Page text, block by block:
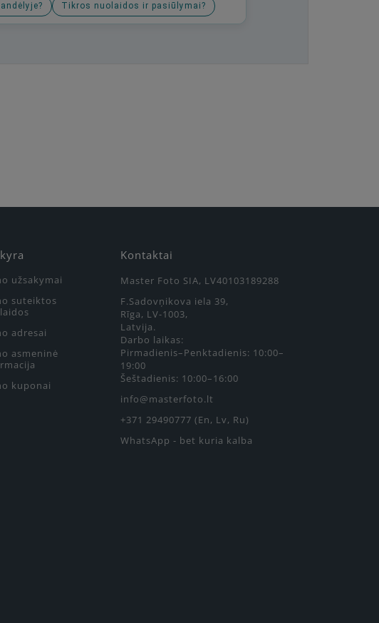
Tikros nuolaidos ir pasiūlymai?
užsakymai
suteiktos
adresai
asmeninė
kuponai
Kontaktai
Master Foto SIA, LV40103189288
F.Sadovņikova iela 39,
Rīga, LV-1003,
Latvija.
Darbo laikas:
Pirmadienis–Penktadienis: 10:00–
19:00
Šeštadienis: 10:00–16:00
info@masterfoto.lt
+371 29490777 (En, Lv, Ru)
WhatsApp - bet kuria kalba